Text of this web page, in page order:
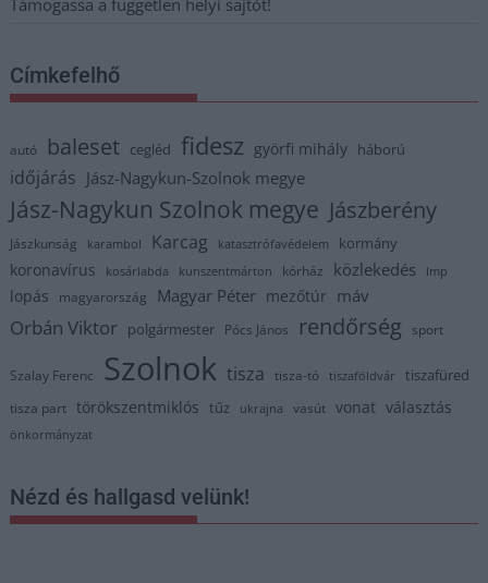
Támogassa a független helyi sajtót!
Címkefelhő
autó baleset cegléd fidesz györfi mihály háború
időjárás Jász-Nagykun-Szolnok megye
Jász-Nagykun Szolnok megye Jászberény
Jászkunság karambol Karcag katasztrófavédelem kormány
koronavírus kosárlabda kunszentmárton kórház közlekedés lmp
lopás magyarország Magyar Péter mezőtúr máv
Orbán Viktor polgármester Pócs János rendőrség sport
Szalay Ferenc Szolnok tisza tisza-tó tiszaföldvár tiszafüred
tisza part törökszentmiklós tűz ukrajna vasút vonat választás
önkormányzat
Nézd és hallgasd velünk!